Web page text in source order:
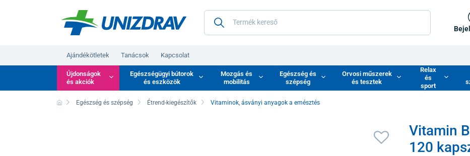
Ajándékötletek Tanácsok Kapcsolat
Újdonságok
és akciók
Egészségügyi bútorok
és eszközök
Mozgás és
mobilitás
Egészség és
szépség
Orvosi műszerek
és tesztek
Relax
és
sport
Egészség és szépség Étrend-kiegészítők Vitaminok, ásványi anyagok a emésztés
Vitamin
120